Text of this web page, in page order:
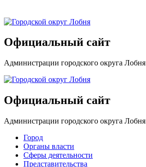
Официальный сайт
Администрации городского округа Лобня
Официальный сайт
Администрации городского округа Лобня
Город
Органы власти
Сферы деятельности
Представительства